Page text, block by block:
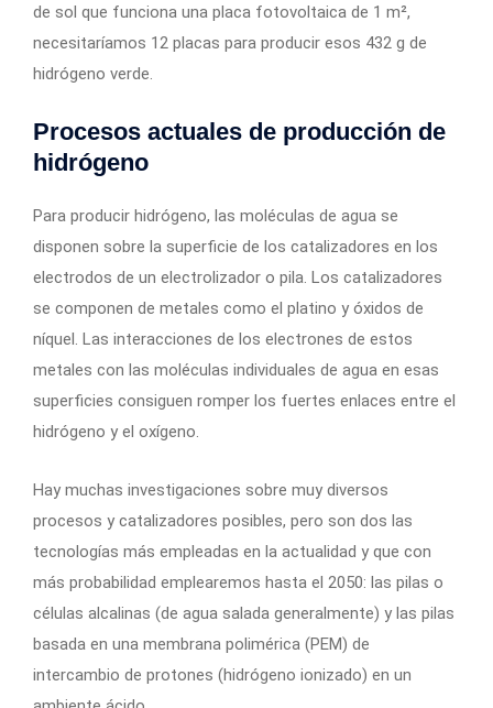
de sol que funciona una placa fotovoltaica de 1 m²,
necesitaríamos 12 placas para producir esos 432 g de
hidrógeno verde.
Procesos actuales de producción de
hidrógeno
Para producir hidrógeno, las moléculas de agua se
disponen sobre la superficie de los catalizadores en los
electrodos de un electrolizador o pila. Los catalizadores
se componen de metales como el platino y óxidos de
níquel. Las interacciones de los electrones de estos
metales con las moléculas individuales de agua en esas
superficies consiguen romper los fuertes enlaces entre el
hidrógeno y el oxígeno.
Hay muchas investigaciones sobre muy diversos
procesos y catalizadores posibles, pero son dos las
tecnologías más empleadas en la actualidad y que con
más probabilidad emplearemos hasta el 2050: las pilas o
células alcalinas (de agua salada generalmente) y las pilas
basada en una membrana polimérica (PEM) de
intercambio de protones (hidrógeno ionizado) en un